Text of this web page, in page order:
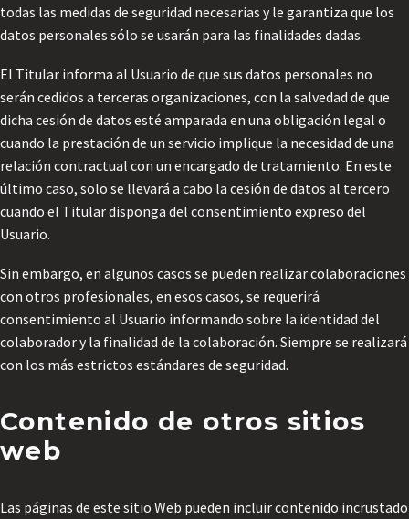
todas las medidas de seguridad necesarias y le garantiza que los
datos personales sólo se usarán para las finalidades dadas.
El Titular informa al Usuario de que sus datos personales no
serán cedidos a terceras organizaciones, con la salvedad de que
dicha cesión de datos esté amparada en una obligación legal o
cuando la prestación de un servicio implique la necesidad de una
relación contractual con un encargado de tratamiento. En este
último caso, solo se llevará a cabo la cesión de datos al tercero
cuando el Titular disponga del consentimiento expreso del
Usuario.
Sin embargo, en algunos casos se pueden realizar colaboraciones
con otros profesionales, en esos casos, se requerirá
consentimiento al Usuario informando sobre la identidad del
colaborador y la finalidad de la colaboración. Siempre se realizará
con los más estrictos estándares de seguridad.
Contenido de otros sitios
web
Las páginas de este sitio Web pueden incluir contenido incrustado